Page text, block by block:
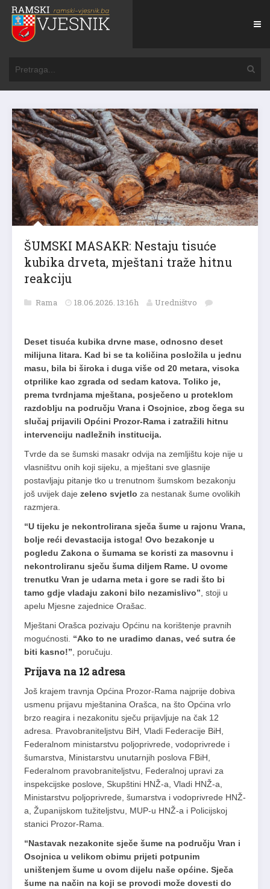
ŠUMSKI MASAKR: Nestaju tisuće
kubika drveta, mještani traže hitnu
reakciju
Rama 18.06.2026. 13:16h Uredništvo
Deset tisuća kubika drvne mase, odnosno deset
milijuna litara. Kad bi se ta količina posložila u jednu
masu, bila bi široka i duga više od 20 metara, visoka
otprilike kao zgrada od sedam katova. Toliko je,
prema tvrdnjama mještana, posječeno u proteklom
razdoblju na području Vrana i Osojnice, zbog čega su
slučaj prijavili Općini Prozor-Rama i zatražili hitnu
intervenciju nadležnih institucija.
Tvrde da se šumski masakr odvija na zemljištu koje nije u
vlasništvu onih koji sijeku, a mještani sve glasnije
postavljaju pitanje tko u trenutnom šumskom bezakonju
još uvijek daje zeleno svjetlo za nestanak šume ovolikih
razmjera.
“U tijeku je nekontrolirana sječa šume u rajonu Vrana,
bolje reći devastacija istoga! Ovo bezakonje u
pogledu Zakona o šumama se koristi za masovnu i
nekontroliranu sječu šuma diljem Rame. U ovome
trenutku Vran je udarna meta i gore se radi što bi
tamo gdje vladaju zakoni bilo nezamislivo” , stoji u
apelu Mjesne zajednice Orašac.
Mještani Orašca pozivaju Općinu na korištenje pravnih
mogućnosti. “Ako to ne uradimo danas, već sutra će
biti kasno!” , poručuju.
Prijava na 12 adresa
Još krajem travnja Općina Prozor-Rama najprije dobiva
usmenu prijavu mještanina Orašca, na što Općina vrlo
brzo reagira i nezakonitu sječu prijavljuje na čak 12
adresa. Pravobraniteljstvu BiH, Vladi Federacije BiH,
Federalnom ministarstvu poljoprivrede, vodoprivrede i
šumarstva, Ministarstvu unutarnjih poslova FBiH,
Federalnom pravobraniteljstvu, Federalnoj upravi za
inspekcijske poslove, Skupštini HNŽ-a, Vladi HNŽ-a,
Ministarstvu poljoprivrede, šumarstva i vodoprivrede HNŽ-
a, Županijskom tužiteljstvu, MUP-u HNŽ-a i Policijskoj
stanici Prozor-Rama.
“Nastavak nezakonite sječe šume na području Vran i
Osojnica u velikom obimu prijeti potpunim
uništenjem šume u ovom dijelu naše općine. Sječa
šume na način na koji se provodi može dovesti do